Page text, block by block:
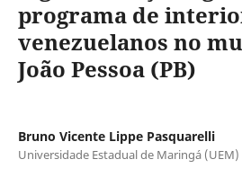
programa de
venezuelanos no
João Pessoa (PB)
Bruno Vicente Lippe Pasquarelli
Universidade Estadual de Maringá (UEM)